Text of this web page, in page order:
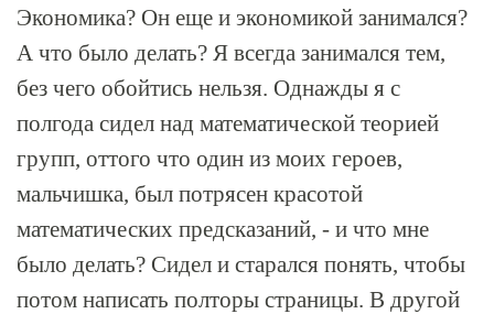
Экономика? Он еще и экономикой занимался?
А что было делать? Я всегда занимался тем,
без чего обойтись нельзя. Однажды я с
полгода сидел над математической теорией
групп, оттого что один из моих героев,
мальчишка, был потрясен красотой
математических предсказаний, - и что мне
было делать? Сидел и старался понять, чтобы
потом написать полторы страницы. В другой